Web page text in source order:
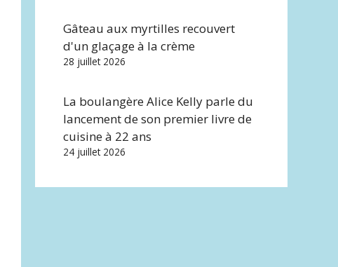
Gâteau aux myrtilles recouvert
d'un glaçage à la crème
28 juillet 2026
La boulangère Alice Kelly parle du
lancement de son premier livre de
cuisine à 22 ans
24 juillet 2026